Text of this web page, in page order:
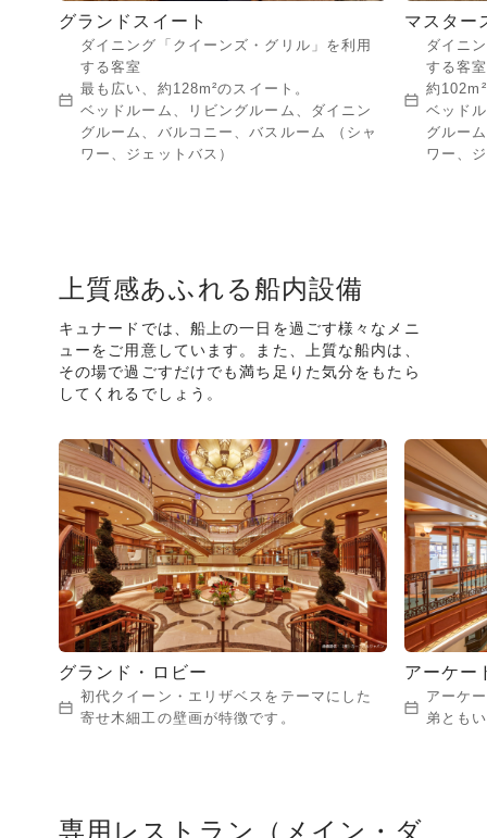
グランドスイート
ダイニング「クイーンズ・グリル」を利用
する客室
最も広い、約128m²のスイート。
ベッドルーム、リビングルーム、ダイニン
グルーム、バルコニー、バスルーム （シャ
ワー、ジェットバス）
マスター
ダイニ
する客室
約
ベッド
グルー
ワー、
上質感あふれる船内設備
キュナードでは、船上の一日を過ごす様々なメニ
ューをご用意しています。また、上質な船内は、
その場で過ごすだけでも満ち足りた気分をもたら
してくれるでしょう。
グランド・ロビー
初代クイーン・エリザベスをテーマにした
寄せ木細工の壁画が特徴です。
アーケー
アーケ
弟とも
専用レストラン（メイン・ダ